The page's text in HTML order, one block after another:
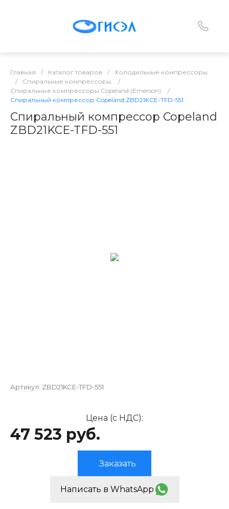
Главная / Каталог товаров /
Холодильные компрессоры
/
Спиральные компрессоры
/
Спиральные компрессоры Copeland (Emerson)
/
Спиральный компрессор Copeland ZBD21KCE-TFD-551
Спиральный компрессор Copeland
ZBD21KCE-TFD-551
Артикул: ZBD21KCE-TFD-551
Цена (с НДС):
47 523 руб.
Заказать
Написать в WhatsApp